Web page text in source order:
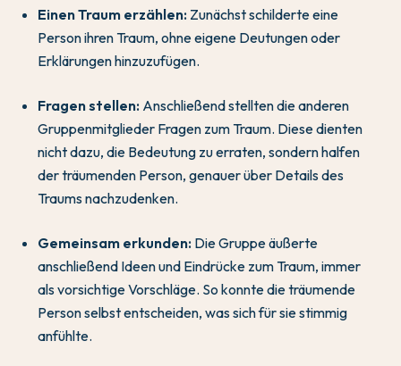
Einen Traum erzählen: Zunächst schilderte eine
Person ihren Traum, ohne eigene Deutungen oder
Erklärungen hinzuzufügen.
Fragen stellen: Anschließend stellten die anderen
Gruppenmitglieder Fragen zum Traum. Diese dienten
nicht dazu, die Bedeutung zu erraten, sondern halfen
der träumenden Person, genauer über Details des
Traums nachzudenken.
Gemeinsam erkunden: Die Gruppe äußerte
anschließend Ideen und Eindrücke zum Traum, immer
als vorsichtige Vorschläge. So konnte die träumende
Person selbst entscheiden, was sich für sie stimmig
anfühlte.